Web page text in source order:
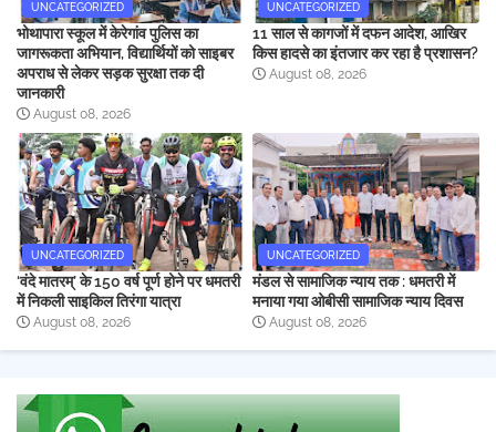
UNCATEGORIZED
भोथापारा स्कूल में केरेगांव पुलिस का
जागरूकता अभियान, विद्यार्थियों को साइबर
अपराध से लेकर सड़क सुरक्षा तक दी
जानकारी
August 08, 2026
UNCATEGORIZED
11 साल से कागजों में दफन आदेश, आखिर
किस हादसे का इंतजार कर रहा है प्रशासन?
August 08, 2026
UNCATEGORIZED
‘वंदे मातरम्’ के 150 वर्ष पूर्ण होने पर धमतरी
में निकली साइकिल तिरंगा यात्रा
August 08, 2026
UNCATEGORIZED
मंडल से सामाजिक न्याय तक : धमतरी में
मनाया गया ओबीसी सामाजिक न्याय दिवस
August 08, 2026